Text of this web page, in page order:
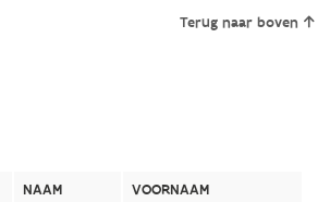
Terug naar boven
NAAM VOORNAAM